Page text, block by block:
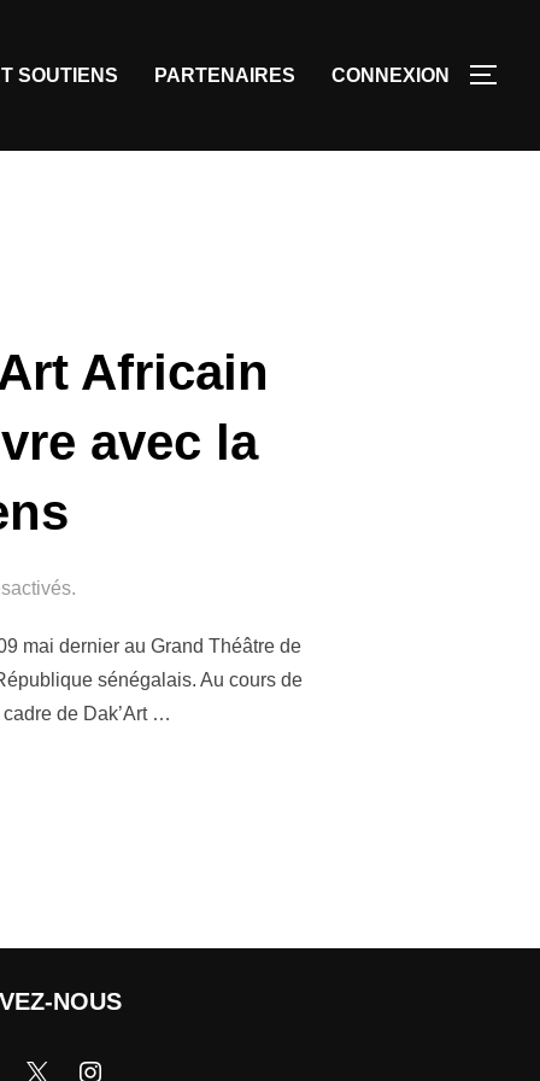
SOUTIENS PARTENAIRES CONNEXION
Africain
avec la
mai dernier au Grand Théâtre de
sénégalais. Au cours de
de Dak’Art …
NOUS